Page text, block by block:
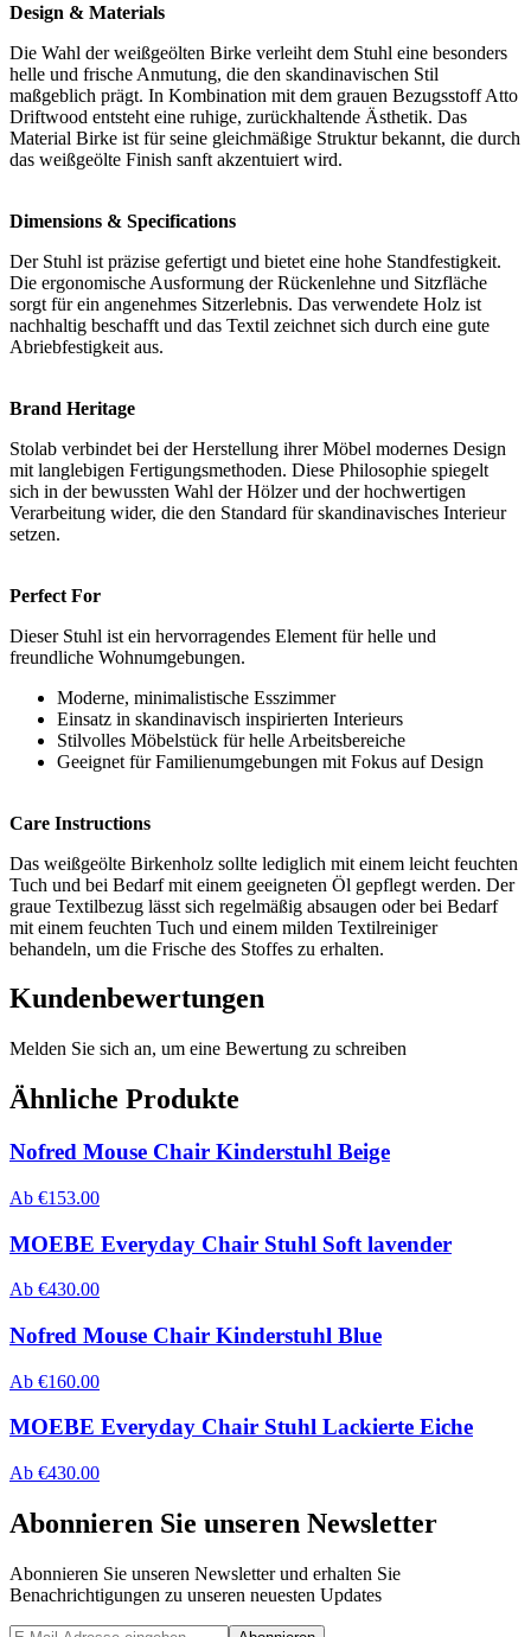
Design & Materials
Die Wahl der weißgeölten Birke verleiht dem Stuhl eine besonders
helle und frische Anmutung, die den skandinavischen Stil
maßgeblich prägt. In Kombination mit dem grauen Bezugsstoff Atto
Driftwood entsteht eine ruhige, zurückhaltende Ästhetik. Das
Material Birke ist für seine gleichmäßige Struktur bekannt, die durch
das weißgeölte Finish sanft akzentuiert wird.
Dimensions & Specifications
Der Stuhl ist präzise gefertigt und bietet eine hohe Standfestigkeit.
Die ergonomische Ausformung der Rückenlehne und Sitzfläche
sorgt für ein angenehmes Sitzerlebnis. Das verwendete Holz ist
nachhaltig beschafft und das Textil zeichnet sich durch eine gute
Abriebfestigkeit aus.
Brand Heritage
Stolab verbindet bei der Herstellung ihrer Möbel modernes Design
mit langlebigen Fertigungsmethoden. Diese Philosophie spiegelt
sich in der bewussten Wahl der Hölzer und der hochwertigen
Verarbeitung wider, die den Standard für skandinavisches Interieur
setzen.
Perfect For
Dieser Stuhl ist ein hervorragendes Element für helle und
freundliche Wohnumgebungen.
Moderne, minimalistische Esszimmer
Einsatz in skandinavisch inspirierten Interieurs
Stilvolles Möbelstück für helle Arbeitsbereiche
Geeignet für Familienumgebungen mit Fokus auf Design
Care Instructions
Das weißgeölte Birkenholz sollte lediglich mit einem leicht feuchten
Tuch und bei Bedarf mit einem geeigneten Öl gepflegt werden. Der
graue Textilbezug lässt sich regelmäßig absaugen oder bei Bedarf
mit einem feuchten Tuch und einem milden Textilreiniger
behandeln, um die Frische des Stoffes zu erhalten.
Kundenbewertungen
Melden Sie sich an, um eine Bewertung zu schreiben
Ähnliche Produkte
Nofred Mouse Chair Kinderstuhl Beige
Ab €153.00
MOEBE Everyday Chair Stuhl Soft lavender
Ab €430.00
Nofred Mouse Chair Kinderstuhl Blue
Ab €160.00
MOEBE Everyday Chair Stuhl Lackierte Eiche
Ab €430.00
Abonnieren Sie unseren Newsletter
Abonnieren Sie unseren Newsletter und erhalten Sie
Benachrichtigungen zu unseren neuesten Updates